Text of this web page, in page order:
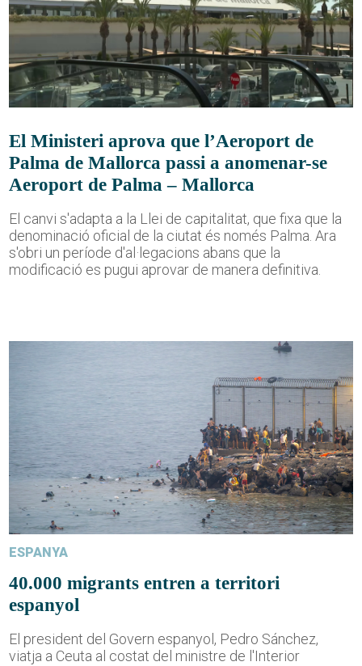
El Ministeri aprova que l’Aeroport de
Palma de Mallorca passi a anomenar-se
Aeroport de Palma – Mallorca
El canvi s'adapta a la Llei de capitalitat, que fixa que la
denominació oficial de la ciutat és només Palma. Ara
s'obri un període d'al·legacions abans que la
modificació es pugui aprovar de manera definitiva.
ESPANYA
40.000 migrants entren a territori
espanyol
El president del Govern espanyol, Pedro Sánchez,
viatja a Ceuta al costat del ministre de l'Interior